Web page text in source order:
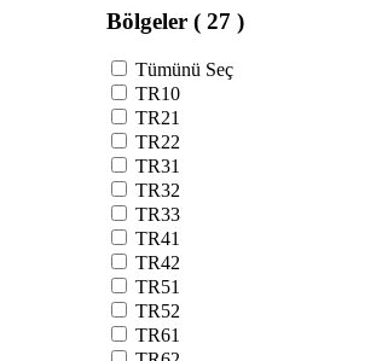
Bölgeler ( 27 )
Tümünü Seç
TR10
TR21
TR22
TR31
TR32
TR33
TR41
TR42
TR51
TR52
TR61